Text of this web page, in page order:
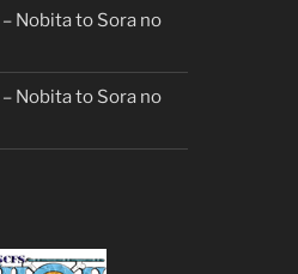
Nobita to Sora no
Nobita to Sora no